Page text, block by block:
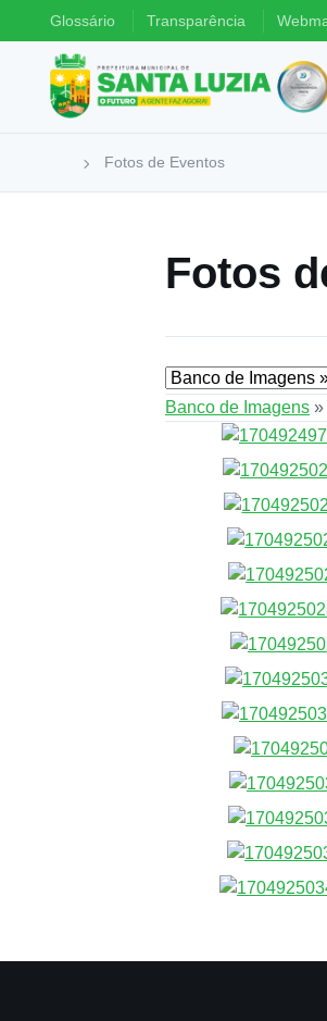
Glossário Transparência
Fotos de Eventos
Fotos
Banco de Imagens»